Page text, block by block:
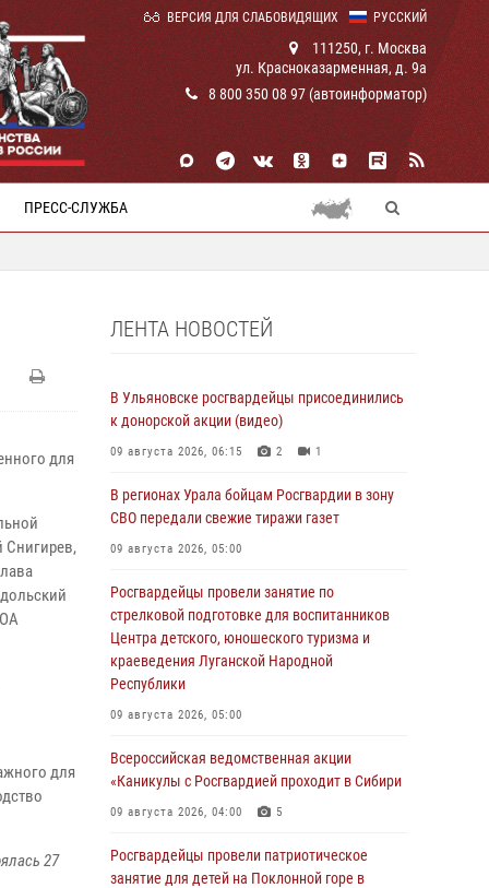
РУССКИЙ
ВЕРСИЯ ДЛЯ СЛАБОВИДЯЩИХ
111250, г. Москва
ул. Красноказарменная, д. 9а
8 800 350 08 97 (автоинформатор)
ПРЕСС-СЛУЖБА
для
Снигирев,
для
27
ЛЕНТА НОВОСТЕЙ
В Ульяновске росгвардейцы присоединились
к донорской акции (видео)
09 августа 2026, 06:15 2 1
В регионах Урала бойцам Росгвардии в зону
СВО передали свежие тиражи газет
09 августа 2026, 05:00
Росгвардейцы провели занятие по
стрелковой подготовке для воспитанников
Центра детского, юношеского туризма и
краеведения Луганской Народной
Республики
09 августа 2026, 05:00
Всероссийская ведомственная акции
«Каникулы с Росгвардией проходит в Сибири
09 августа 2026, 04:00 5
Росгвардейцы провели патриотическое
занятие для детей на Поклонной горе в